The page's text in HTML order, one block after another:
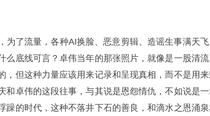
为了流量，各种AI换脸、恶意剪辑、造谣生事满天
么底线可言？卓伟当年的那张照片，就像是一股清
，但这种力量应该用来记录和呈现真相，而不是用
和卓伟的这段往事，与其说是恩怨情仇，不如说是
躁的时代，这种不落井下石的善良，和滴水之恩涌